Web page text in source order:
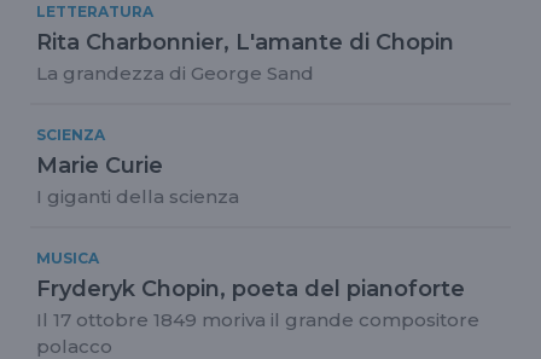
LETTERATURA
Rita Charbonnier, L'amante di Chopin
La grandezza di George Sand
SCIENZA
Marie Curie
I giganti della scienza
MUSICA
Fryderyk Chopin, poeta del pianoforte
Il 17 ottobre 1849 moriva il grande compositore
polacco